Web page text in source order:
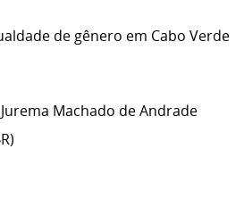
de gênero em Cabo Verde
Machado de Andrade